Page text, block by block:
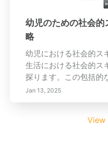
家の協力がどのように
させ、すべての学生に
チブを支援できるか
の質とアクセス向上に
してください。
幼児のための社会的
略
幼児における社会的ス
生活における社会的ス
探ります。この包括的
社会的相互作用のため
共感、協力の重要性に
されたロールプレイ活
Jan 13, 2025
View